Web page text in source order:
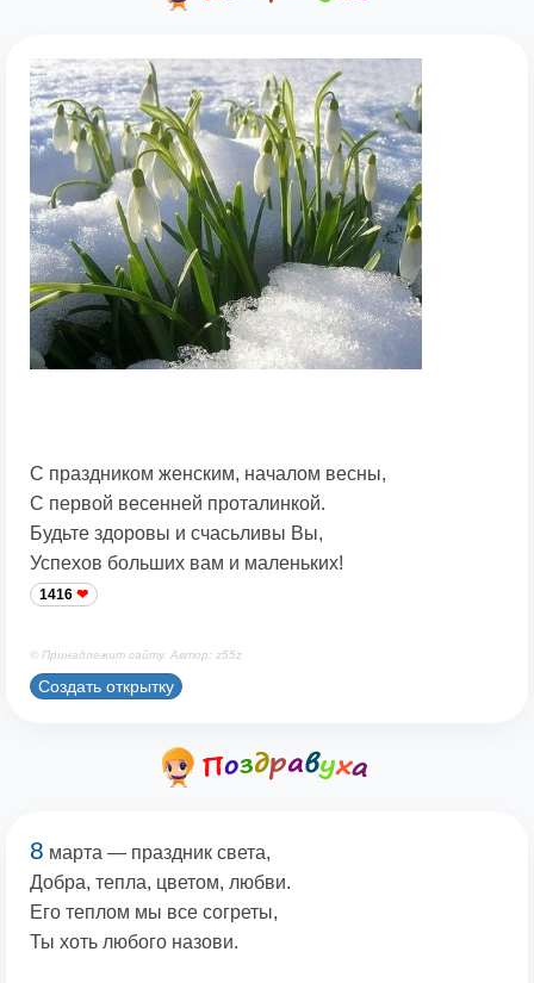
С праздником женским, началом весны,
С первой весенней проталинкой.
Будьте здоровы и счасьливы Вы,
Успехов больших вам и маленьких!
1416
© Принадлежит сайту. Автор: z55z
Создать открытку
8 марта — праздник света,
Добра, тепла, цветом, любви.
Его теплом мы все согреты,
Ты хоть любого назови.